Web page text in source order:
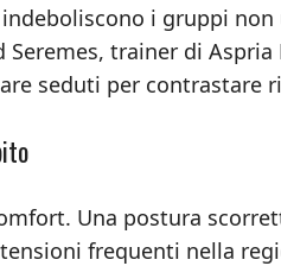
i gruppi
Seremes, trainer di
seduti per contrastare
Una postura
frequenti nella